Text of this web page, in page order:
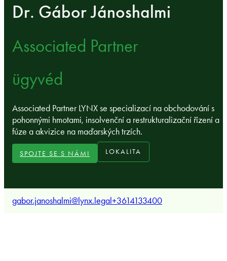
Dr. Gábor Jánoshalmi
Associated Partner
ügyvéd
Associated Partner LYNX se specializací na obchodování s
pohonnými hmotami, insolvenční a restrukturalizační řízení a
fúze a akvizice na maďarských trzích.
SPOJTE SE S NÁMI LOKALITA
gabor.janoshalmi@lynx.legal+3614133400